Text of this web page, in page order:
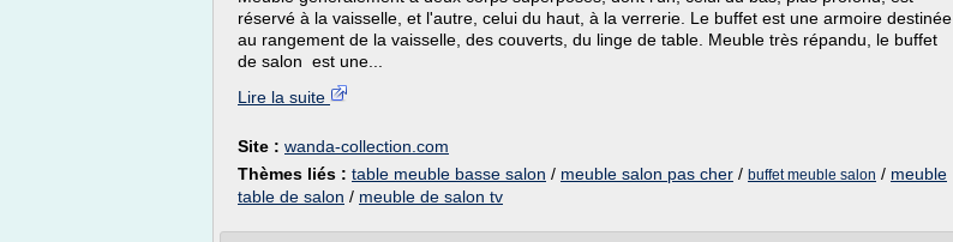
réservé à la vaisselle, et l'autre, celui du haut, à la verrerie. Le buffet est une armoire destinée
au rangement de la vaisselle, des couverts, du linge de table. Meuble très répandu, le buffet
de salon est une...
Lire la suite
Site : wanda-collection.com
Thèmes liés : table meuble basse salon / meuble salon pas cher / buffet meuble salon / meuble
table de salon / meuble de salon tv